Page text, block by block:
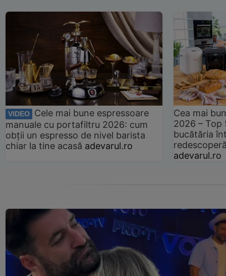
VIDEO
Cele mai bune espressoare
manuale cu portafiltru 2026: cum
obții un espresso de nivel barista
chiar la tine acasă adevarul.ro
Cea mai
2026 –
bucătăria
adevarul.ro